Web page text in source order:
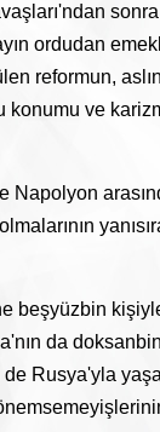
ordudan
reformun,
ve
Napolyon
da
Rusya'yla